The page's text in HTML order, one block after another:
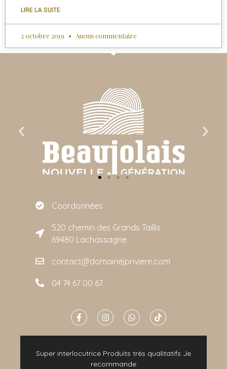
LIRE LA SUITE
2 octobre 2019 Aucun commentaire
Coordonnées
520 chemin des Grands Taillis
69480 Lachassagne
contact@domainejpriviere.com
04 74 67 00 67
Super interlocutrice Produits très qualitatifs Je
recommande